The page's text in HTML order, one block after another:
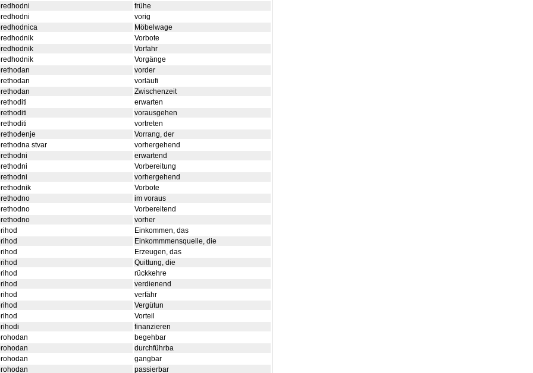
frühe
vorig
Möbelwage
Vorbote
Vorfahr
Vorgänge
vorder
vorläufi
Zwischenzeit
erwarten
vorausgehen
vortreten
Vorrang, der
stvar
vorhergehend
erwartend
Vorbereitung
vorhergehend
Vorbote
im voraus
Vorbereitend
vorher
Einkommen, das
Einkommmensquelle, die
Erzeugen, das
Quittung, die
rückkehre
verdienend
verfähr
Vergütun
Vorteil
finanzieren
begehbar
durchführba
gangbar
passierbar